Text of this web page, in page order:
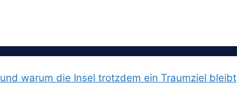
warum die Insel trotzdem ein Traumziel bleibt